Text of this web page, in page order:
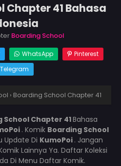
Chapter 41 Bahasa
Boarding School
WhatsApp
Pinterest
Telegram
› Boarding School Chapter 41
School Chapter 41Bahasa
. Komik Boarding School
Update Di KumoPoi . Jangan
Lainnya Ya. Daftar Koleksi
Di Menu Daftar Komik.